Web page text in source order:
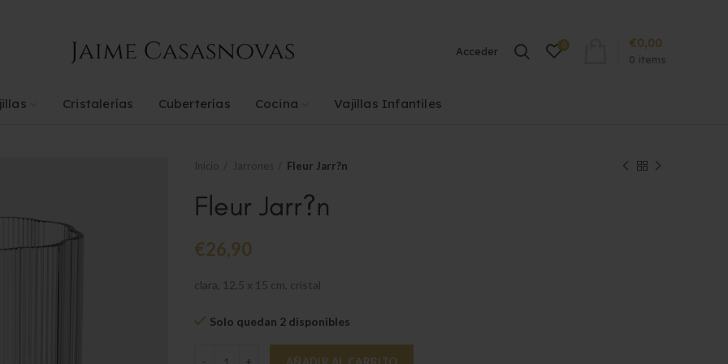
Acceder 0
0 items
€0,00
Cristalerías Cuberterías Cocina Vajillas Infantiles
Fleur Jarr?n
Fleur Jarr?n
€26,90
clara, 12,5 x 15 cm, cristal
Solo quedan 2 disponibles
Fleur Jarr?n cantidad